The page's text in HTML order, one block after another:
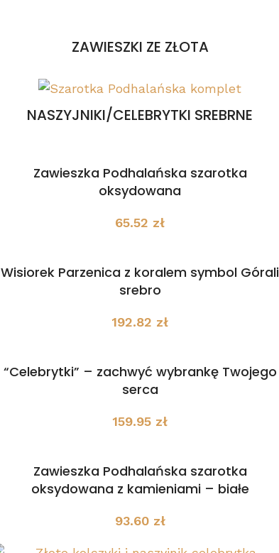
ZAWIESZKI ZE ZŁOTA
NASZYJNIKI/CELEBRYTKI SREBRNE
Zawieszka Podhalańska szarotka
oksydowana
65.52 zł
Wisiorek Parzenica z koralem symbol Górali
srebro
192.82 zł
“Celebrytki” – zachwyć wybrankę Twojego
serca
159.95 zł
Zawieszka Podhalańska szarotka
oksydowana z kamieniami – białe
93.60 zł